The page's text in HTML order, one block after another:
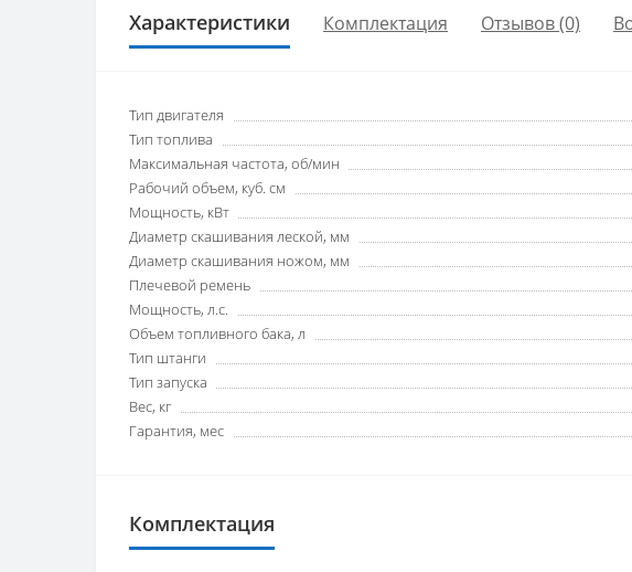
Характеристики Комплектация Отзывов (0)
Тип двигателя
Тип топлива
Максимальная частота, об/мин
Рабочий объем, куб. см
Мощность, кВт
Диаметр скашивания леской, мм
Диаметр скашивания ножом, мм
Плечевой ремень
Мощность, л.с.
Объем топливного бака, л
Тип штанги
Тип запуска
Вес, кг
Гарантия, мес
Комплектация